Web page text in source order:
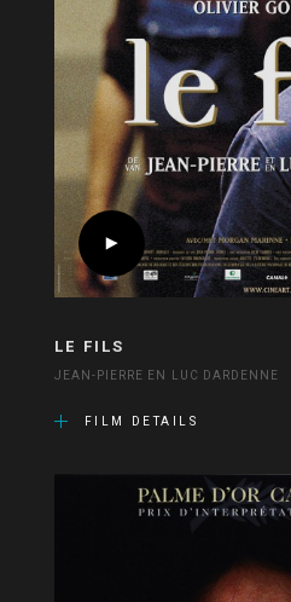
LE FILS
JEAN-PIERRE EN LUC DARDENNE
FILM DETAILS